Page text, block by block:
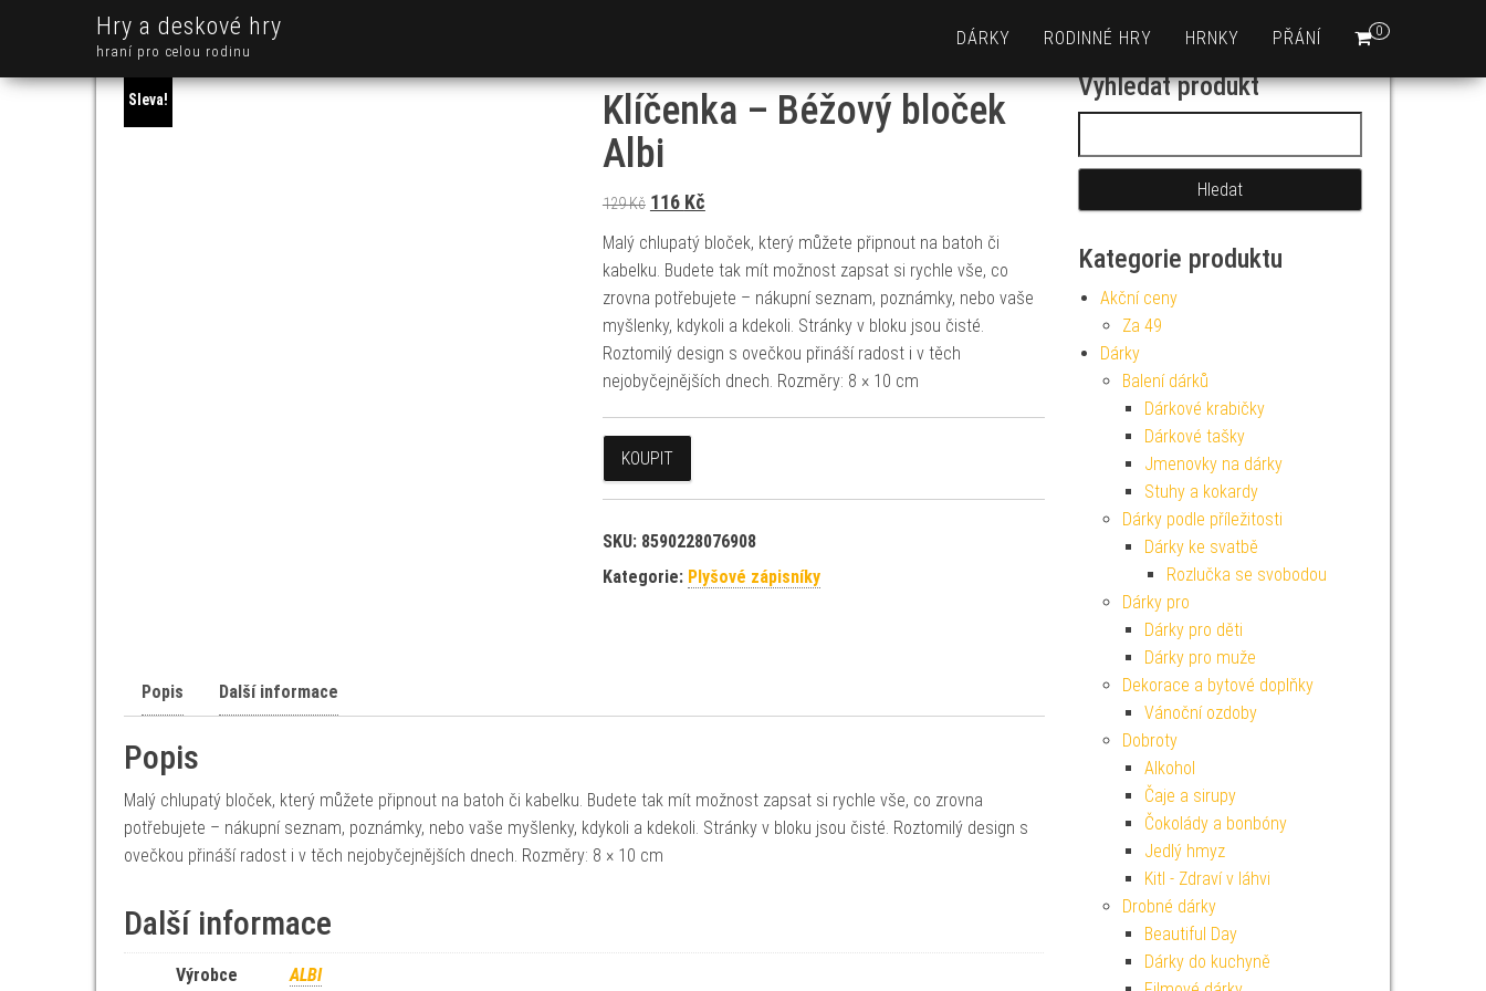
Hry a deskové hry
hraní pro celou rodinu
0
DÁRKY RODINNÉ HRY HRNKY PŘÁNÍ
Sleva!
Klíčenka – Béžový bloček
Albi
129Kč Původní cena byla: 129 Kč.
116 KčAktuální cena je: 116 Kč.
Malý chlupatý bloček, který můžete připnout na batoh či
kabelku. Budete tak mít možnost zapsat si rychle vše, co
zrovna potřebujete – nákupní seznam, poznámky, nebo vaše
myšlenky, kdykoli a kdekoli. Stránky v bloku jsou čisté.
Roztomilý design s ovečkou přináší radost i v těch
nejobyčejnějších dnech. Rozměry: 8 × 10 cm
KOUPIT
SKU: 8590228076908
Kategorie: Plyšové zápisníky
Popis Další informace
Popis
Malý chlupatý bloček, který můžete připnout na batoh či kabelku. Budete tak mít možnost zapsat si rychle vše, co zrovna
potřebujete – nákupní seznam, poznámky, nebo vaše myšlenky, kdykoli a kdekoli. Stránky v bloku jsou čisté. Roztomilý design s
ovečkou přináší radost i v těch nejobyčejnějších dnech. Rozměry: 8 × 10 cm
Další informace
Výrobce ALBI
Vyhledat produkt
Kategorie produktu
Akční ceny
Za 49
Dárky
Balení dárků
Dárkové krabičky
Dárkové tašky
Jmenovky na dárky
Stuhy a kokardy
Dárky podle příležitosti
Dárky ke svatbě
Rozlučka se svobodou
Dárky pro
Dárky pro děti
Dárky pro muže
Dekorace a bytové doplňky
Vánoční ozdoby
Dobroty
Alkohol
Čaje a sirupy
Čokolády a bonbóny
Jedlý hmyz
Kitl - Zdraví v láhvi
Drobné dárky
Beautiful Day
Dárky do kuchyně